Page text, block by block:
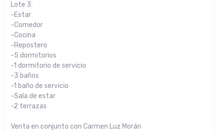
Lote 3:
-Estar
-Comedor
-Cocina
-Repostero
-5 dormitorios
-1 dormitorio de servicio
-3 baños
-1 baño de servicio
-Sala de estar
-2 terrazas
Venta en conjunto con Carmen Luz Morán